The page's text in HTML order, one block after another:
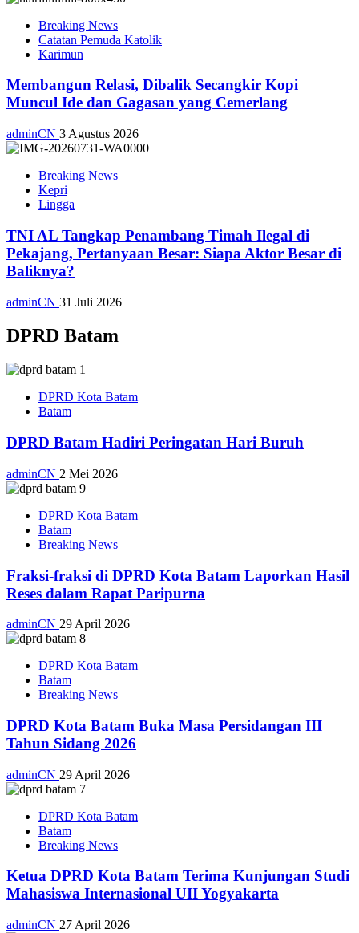
Breaking News
Catatan Pemuda Katolik
Karimun
Membangun Relasi, Dibalik Secangkir Kopi
Muncul Ide dan Gagasan yang Cemerlang
adminCN 3 Agustus 2026
Breaking News
Kepri
Lingga
TNI AL Tangkap Penambang Timah Ilegal di
Pekajang, Pertanyaan Besar: Siapa Aktor Besar di
Baliknya?
adminCN 31 Juli 2026
DPRD Batam
DPRD Kota Batam
Batam
DPRD Batam Hadiri Peringatan Hari Buruh
adminCN 2 Mei 2026
DPRD Kota Batam
Batam
Breaking News
Fraksi-fraksi di DPRD Kota Batam Laporkan Hasil
Reses dalam Rapat Paripurna
adminCN 29 April 2026
DPRD Kota Batam
Batam
Breaking News
DPRD Kota Batam Buka Masa Persidangan III
Tahun Sidang 2026
adminCN 29 April 2026
DPRD Kota Batam
Batam
Breaking News
Ketua DPRD Kota Batam Terima Kunjungan Studi
Mahasiswa Internasional UII Yogyakarta
adminCN 27 April 2026